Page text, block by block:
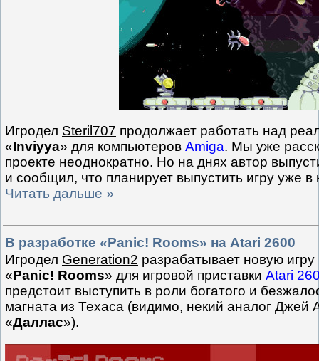
Игродел Steril707 продолжает работать над
«Inviyya» для компьютеров Amiga. Мы уже
проекте неоднократно. Но на днях автор
и сообщил, что планирует выпустить игру уже в
Читать дальше »
В разработке «Panic! Rooms» на Atari 2600
Игродел Generation2 разрабатывает новую
«Panic! Rooms» для игровой приставки Atari
предстоит выступить в роли богатого и
магната из Техаса (видимо, некий аналог Джей
«Даллас»).